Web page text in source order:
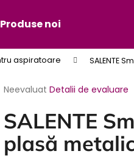
Produse noi
aspiratoare SALENTE
Evaluarea
a
produsului
este
0,0
din
Neevaluat Detalii de evaluare
SALENTE
plasă
CĂUTARE